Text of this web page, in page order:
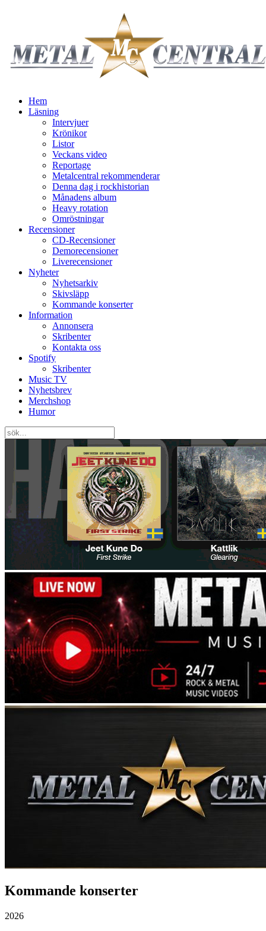
Hem
Läsning
Intervjuer
Krönikor
Listor
Veckans video
Reportage
Metalcentral rekommenderar
Denna dag i rockhistorian
Månadens album
Heavy rotation
Omröstningar
Recensioner
CD-Recensioner
Demorecensioner
Liverecensioner
Nyheter
Nyhetsarkiv
Skivsläpp
Kommande konserter
Information
Annonsera
Skribenter
Kontakta oss
Spotify
Skribenter
Music TV
Nyhetsbrev
Merchshop
Humor
Kommande konserter
2026